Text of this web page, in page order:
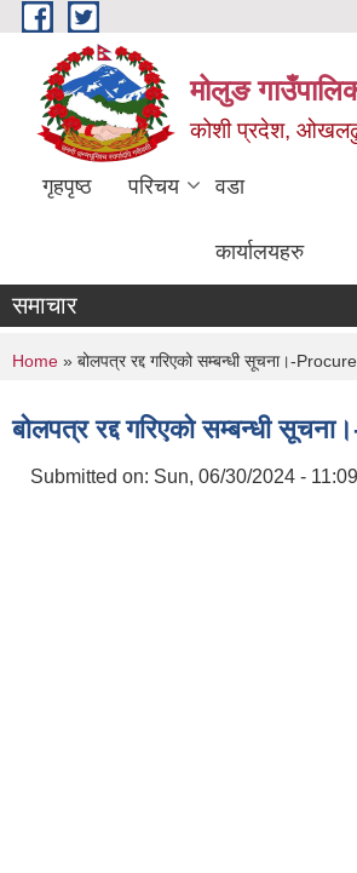
Skip to main content
मोलुङ
कोशी प्रदेश,
गृहपृष्ठ परिचय वडा
कार्यालयहरु
समाचार
You are here
Home » बोलपत्र रद्द गरिएको सम्बन्धी सूचना।-
बोलपत्र रद्द गरिएको सम्बन्धी
Submitted on: Sun, 06/30/2024 - 11:09